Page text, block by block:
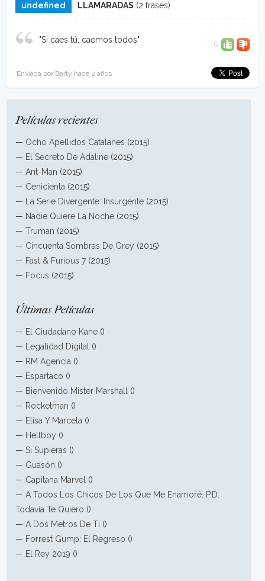
undefined LLAMARADAS (2 frases)
"Si caes tú, caemos todos" 0
Enviada por Barty hace 2 años
Películas recientes
— Ocho Apellidos Catalanes (2015)
— El Secreto De Adaline (2015)
—Ant-Man (2015)
— Cenicienta (2015)
—
La Serie Divergente: Insurgente (2015)
— Nadie Quiere La Noche (2015)
—Truman (2015)
— Cincuenta Sombras De Grey (2015)
— Fast & Furious 7 (2015)
— Focus (2015)
Últimas Películas
— El Ciudadano Kane ()
—
Legalidad Digital
()
— RM Agencia ()
— Espartaco ()
— Bienvenido Mister Marshall
()
— Rocketman ()
— Elisa Y Marcela ()
— Hellboy ()
—Si Supieras ()
— Guasón ()
— Capitana Marvel ()
—A Todos Los Chicos De Los Que Me Enamoré: P.D.
Todavía Te Quiero ()
—A Dos Metros De Ti ()
— Forrest Gump: El Regreso ()
— El Rey 2019 ()